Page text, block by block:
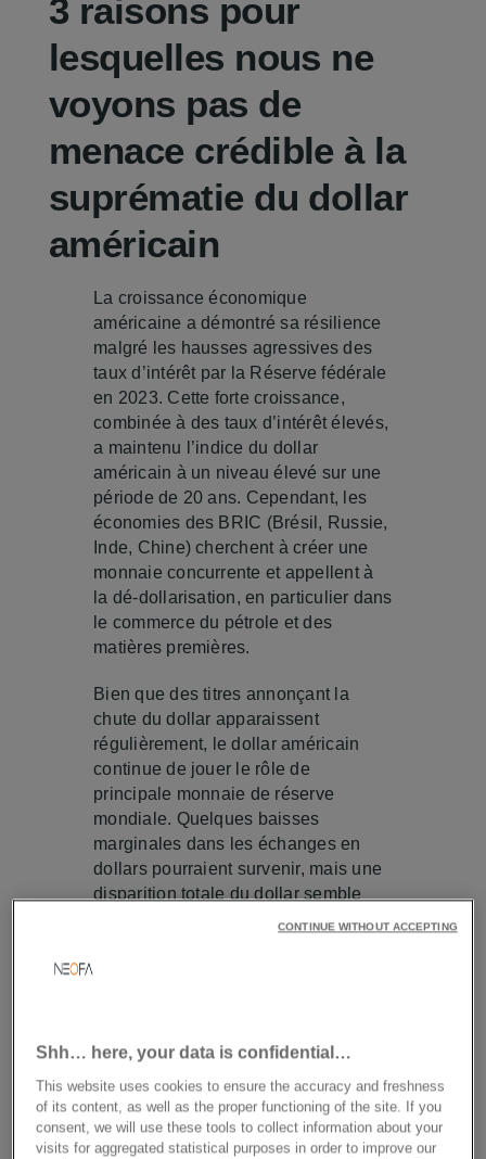
3 raisons pour
lesquelles nous ne
voyons pas de
menace crédible à la
suprématie du dollar
américain
La croissance économique
américaine a démontré sa résilience
malgré les hausses agressives des
taux d’intérêt par la Réserve fédérale
en 2023. Cette forte croissance,
combinée à des taux d’intérêt élevés,
a maintenu l’indice du dollar
américain à un niveau élevé sur une
période de 20 ans. Cependant, les
économies des BRIC (Brésil, Russie,
Inde, Chine) cherchent à créer une
monnaie concurrente et appellent à
la dé-dollarisation, en particulier dans
le commerce du pétrole et des
matières premières.
Bien que des titres annonçant la
chute du dollar apparaissent
régulièrement, le dollar américain
continue de jouer le rôle de
principale monnaie de réserve
mondiale. Quelques baisses
marginales dans les échanges en
dollars pourraient survenir, mais une
disparition totale du dollar semble
peu crédible pour trois raisons
acheter en 2026
Shh… here, your data is confidential…
This website uses cookies to ensure the accuracy and freshness
of its content, as well as the proper functioning of the site. If you
consent, we will use these tools to collect information about your
visits for aggregated statistical purposes in order to improve our
CONTINUE WITHOUT ACCEPTING